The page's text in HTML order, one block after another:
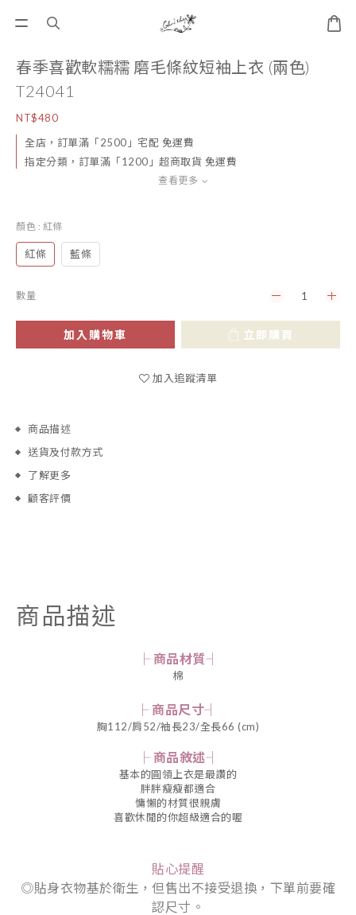
春季喜歡軟糯糯 磨毛條紋短袖上衣 (兩色)
T24041
NT$480
全店，訂單滿「2500」宅配 免運費
指定分類，訂單滿「1200」超商取貨 免運費
查看更多
顏色 : 紅條
紅條 藍條
數量
加入購物車 立即購買
加入追蹤清單
商品描述
送貨及付款方式
了解更多
顧客評價
商品描述
├ 商品材質┤
棉
├ 商品尺寸┤
胸112/肩52/袖長23/全長66 (cm)
├ 商品敘述┤
基本的圓領上衣是最讚的
胖胖瘦瘦都適合
慵懶的材質很親膚
喜歡休閒的你超級適合的喔
貼心提醒
◎貼身衣物基於衛生，但售出不接受退換，下單前要確
認尺寸。